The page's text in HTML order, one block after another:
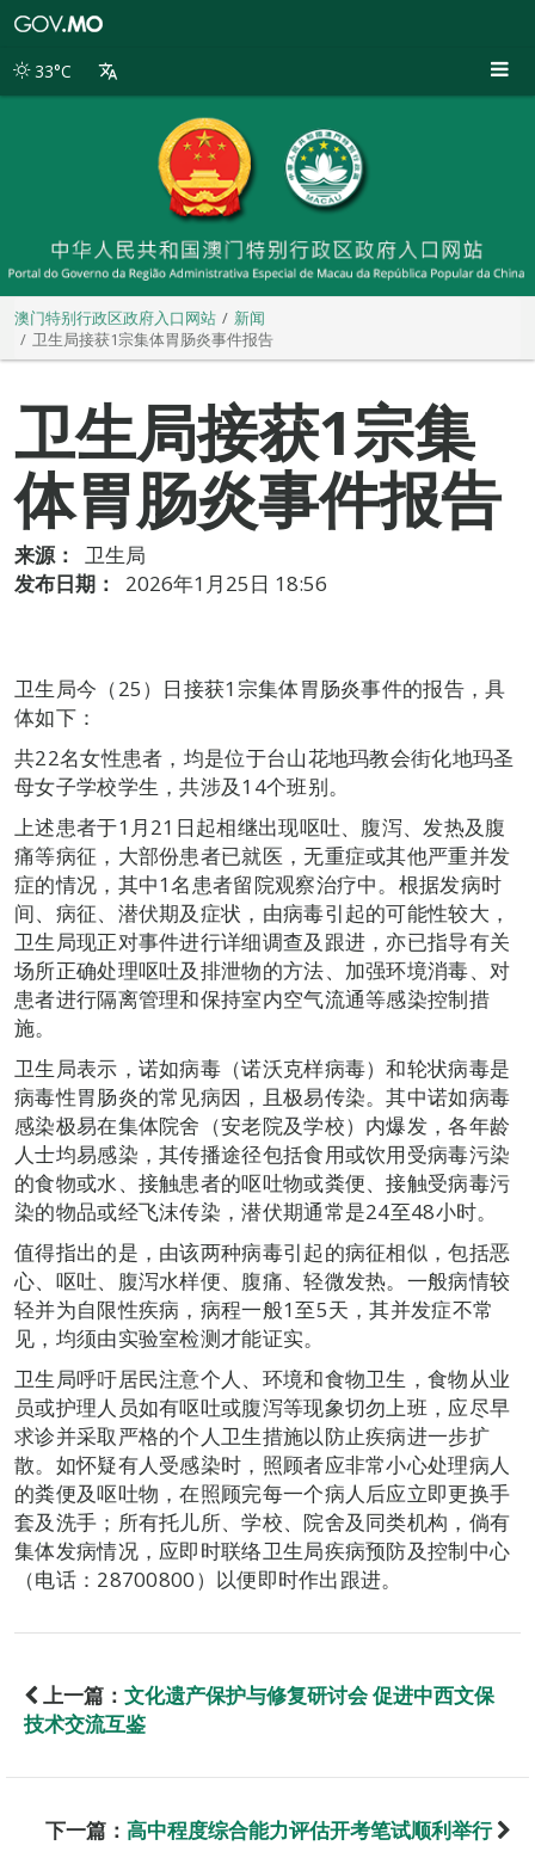
别
33°C
澳门特别行政区政府入口网站
新闻
卫生局接获1宗集体胃肠炎事件报告
卫生局接获1宗集
体胃肠炎事件报告
来源：
卫生局
发布日期：
2026年1月25日 18:56
卫生局今（25）日接获1宗集体胃肠炎事件的报告，具
体如下：
共22名女性患者，均是位于台山花地玛教会街化地玛圣
母女子学校学生，共涉及14个班别。
上述患者于1月21日起相继出现呕吐、腹泻、发热及腹
痛等病征，大部份患者已就医，无重症或其他严重并发
症的情况，其中1名患者留院观察治疗中。根据发病时
间、病征、潜伏期及症状，由病毒引起的可能性较大，
卫生局现正对事件进行详细调查及跟进，亦已指导有关
场所正确处理呕吐及排泄物的方法、加强环境消毒、对
患者进行隔离管理和保持室内空气流通等感染控制措
施。
卫生局表示，诺如病毒（诺沃克样病毒）和轮状病毒是
病毒性胃肠炎的常见病因，且极易传染。其中诺如病毒
感染极易在集体院舍（安老院及学校）内爆发，各年龄
人士均易感染，其传播途径包括食用或饮用受病毒污染
的食物或水、接触患者的呕吐物或粪便、接触受病毒污
染的物品或经飞沫传染，潜伏期通常是24至48小时。
值得指出的是，由该两种病毒引起的病征相似，包括恶
心、呕吐、腹泻水样便、腹痛、轻微发热。一般病情较
轻并为自限性疾病，病程一般1至5天，其并发症不常
见，均须由实验室检测才能证实。
卫生局呼吁居民注意个人、环境和食物卫生，食物从业
员或护理人员如有呕吐或腹泻等现象切勿上班，应尽早
求诊并采取严格的个人卫生措施以防止疾病进一步扩
散。如怀疑有人受感染时，照顾者应非常小心处理病人
的粪便及呕吐物，在照顾完每一个病人后应立即更换手
套及洗手；所有托儿所、学校、院舍及同类机构，倘有
集体发病情况，应即时联络卫生局疾病预防及控制中心
（电话：28700800）以便即时作出跟进。
上一篇： 文化遗产保护与修复研讨会 促进中西文保
技术交流互鉴
下一篇： 高中程度综合能力评估开考笔试顺利举行